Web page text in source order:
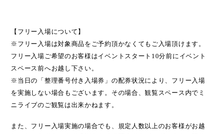
【フリー入場について】
※ フリー入場は対象商品をご予約頂かなくてもご入場頂けます。
フリー入場ご希望のお客様はイベントスタート10分前にイベント
スペース前へお越し下さい。
※ 当日の「整理番号付き入場券」の配券状況により、フリー入場
を実施しない場合もございます。その場合、観覧スペース内でミ
ニライブのご観覧は出来かねます。
また、フリー入場実施の場合でも、規定人数以上のお客様がお越